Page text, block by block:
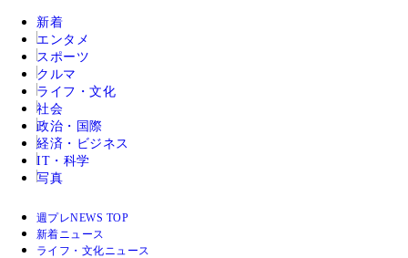
新着
エンタメ
スポーツ
クルマ
ライフ・文化
社会
政治・国際
経済・ビジネス
IT・科学
写真
週プレNEWS TOP
新着ニュース
ライフ・文化ニュース